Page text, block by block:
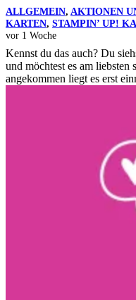
ALLGEMEIN, AKTIONEN
KARTEN, STAMPIN’ UP!
vor 1 Woche
Kennst du das auch? Du
und möchtest es am
angekommen liegt es erst